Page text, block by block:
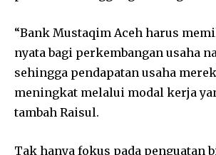
“Bank Mustaqim Aceh harus
nyata bagi perkembangan usaha
sehingga pendapatan usaha
meningkat melalui modal kerja
tambah Raisul.
Tak hanya fokus pada penguatan